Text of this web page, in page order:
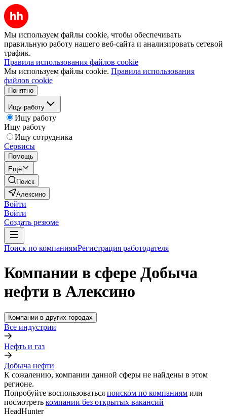
Мы используем файлы cookie, чтобы обеспечивать
правильную работу нашего веб-сайта и анализировать сетевой
трафик.
Правила использования файлов cookie
Мы используем файлы cookie. Правила использования
файлов cookie
Понятно
Ищу работу
Ищу работу
Ищу работу
Ищу сотрудника
Сервисы
Помощь
Ещё
Поиск
Алексино
Войти
Войти
Создать резюме
Поиск по компаниямРегистрация работодателя
Компании в сфере Добыча
нефти в Алексино
Компании в других городах
Все индустрии
Нефть и газ
Добыча нефти
К сожалению, компании данной сферы не найдены в этом
регионе.
Попробуйте воспользоваться поиском по компаниям или
посмотреть компании без открытых вакансий
HeadHunter